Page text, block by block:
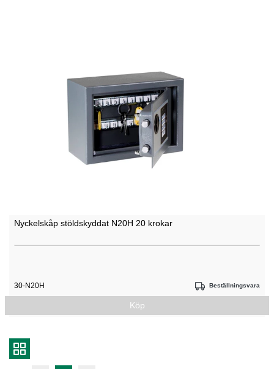
Nyckelskåp stöldskyddat N20H 20 krokar
30-N20H Beställningsvara
Köp